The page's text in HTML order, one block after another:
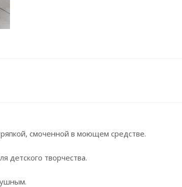
смоченной в моющем средстве.
детского творчества.